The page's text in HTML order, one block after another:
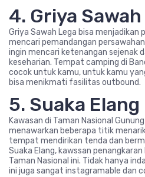
4. Griya
Griya Sawah Lega bisa menjadikan
mencari pemandangan
ingin mencari ketenangan sejenak
keseharian. Tempat camping di
cocok untuk kamu, untuk kamu
bisa menikmati fasilitas outbound.
5. Suaka Elang
Kawasan di Taman Nasional
menawarkan beberapa titik
tempat mendirikan tenda dan
Suaka Elang, kawssan
Taman Nasional ini. Tidak hanya
ini juga sangat instagramable dan